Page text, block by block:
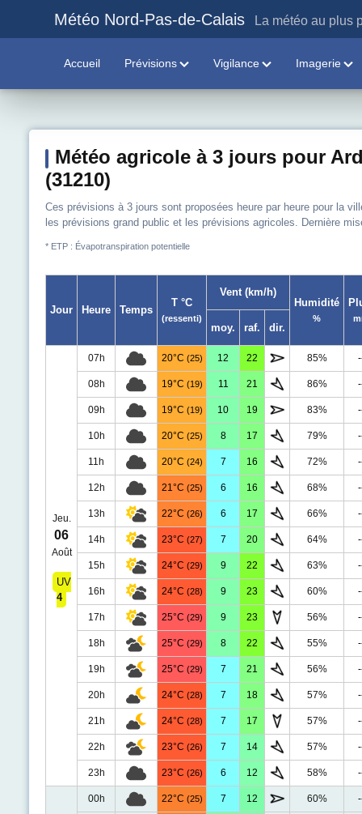
Météo Nord-Pas-de-Calais La météo au plus
Accueil Prévisions Vigilance Imagerie
Météo agricole à 3 jours pour
(31210)
Ces prévisions à 3 jours sont proposées heure par heure pour la
les prévisions grand public et les prévisions agricoles. Dernière
* ETP : Évapotranspiration potentielle
Jour Heure Temps
T °C
(ressenti)
Vent (km/h)
Humidité
%
moy. raf. dir.
Jeu.
06
Août
UV
4
07h 20°C (25) 12 22 85%
08h 19°C (19) 11 21 86%
09h 19°C (19) 10 19 83%
10h 20°C (25) 8 17 79%
11h 20°C (24) 7 16 72%
12h 21°C (25) 6 16 68%
13h 22°C (26) 6 17 66%
14h 23°C (27) 7 20 64%
15h 24°C (29) 9 22 63%
16h 24°C (28) 9 23 60%
17h 25°C (29) 9 23 56%
18h 25°C (29) 8 22 55%
19h 25°C (29) 7 21 56%
20h 24°C (28) 7 18 57%
21h 24°C (28) 7 17 57%
22h 23°C (26) 7 14 57%
23h 23°C (26) 6 12 58%
00h 22°C (25) 7 12 60%